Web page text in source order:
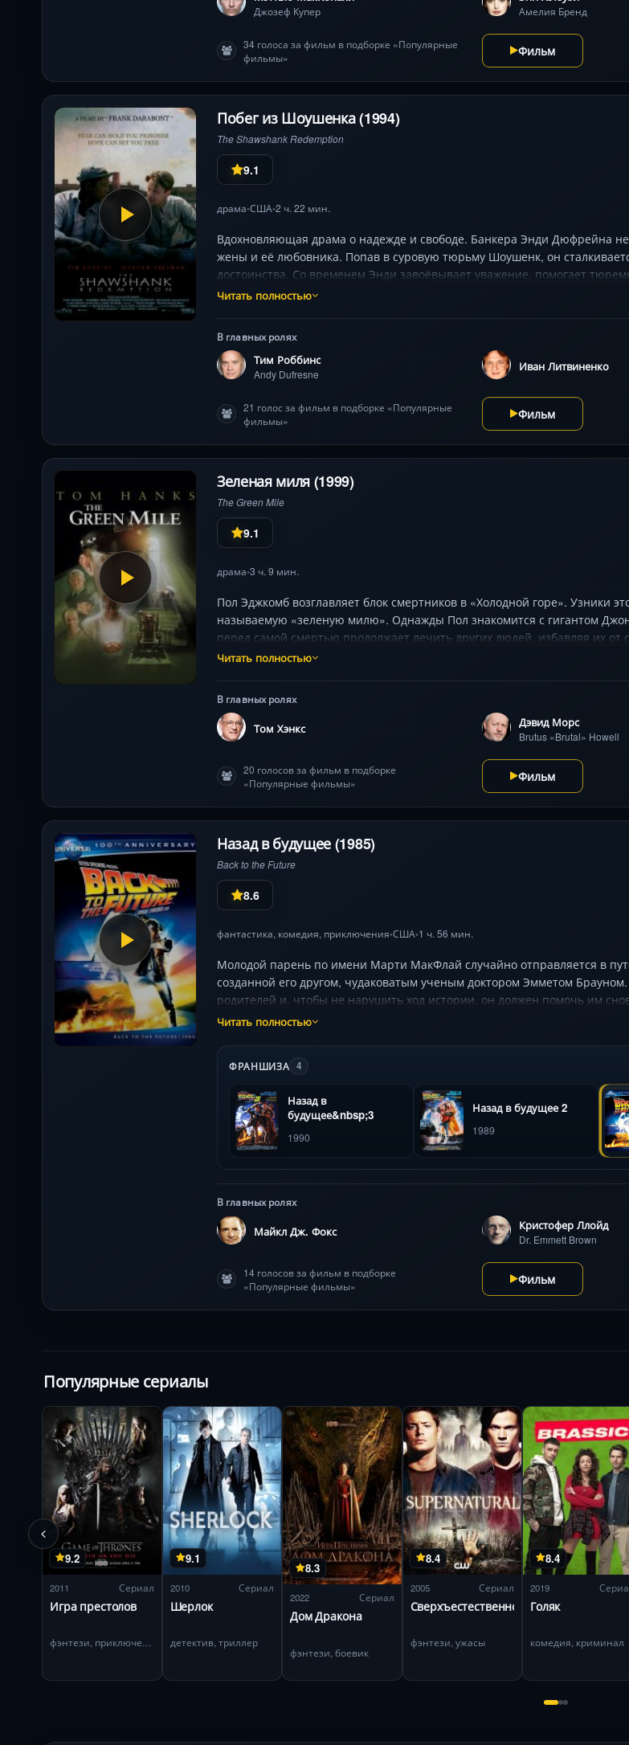
Джозеф Купер Амелия Бренд
34 голоса за фильм в подборке «Популярные
фильмы»
Фильм
Побег из Шоушенка (1994)
The Shawshank Redemption
9.1
драма•США•2 ч. 22 мин.
Вдохновляющая драма о надежде и свободе. Банкера Энди Дюфрейна
жены и её любовника. Попав в суровую тюрьму Шоушенк, он
достоинства. Со временем Энди завоёвывает уважение, помогает
и даёт заключённым шанс на новое начало. Его главным другом
Читать полностью
В главных ролях
Тим Роббинс
Andy Dufresne
Иван Литвиненко
21 голос за фильм в подборке «Популярные
фильмы»
Фильм
Зеленая миля (1999)
The Green Mile
9.1
драма•3 ч. 9 мин.
Пол Эджкомб возглавляет блок смертников в «Холодной горе». Узники
называемую «зеленую милю». Однажды Пол знакомится с гигантом
перед самой смертью продолжает лечить других людей, избавляя их от
Читать полностью
В главных ролях
Том Хэнкс Дэвид Морс
Brutus «Brutal» Howell
20 голосов за фильм в подборке
«Популярные фильмы»
Фильм
Назад в будущее (1985)
Back to the Future
8.6
фантастика, комедия, приключения•США•1 ч. 56 мин.
Молодой парень по имени Марти МакФлай случайно отправляется в
созданной его другом, чудаковатым ученым доктором Эмметом
родителей и, чтобы не нарушить ход истории, он должен помочь им
способ и самому вернуться в будущее.
Читать полностью
ФРАНШИЗА 4
Назад в
будущее&nbsp;3
1990
Назад в будущее 2
1989
В главных ролях
Майкл Дж. Фокс Кристофер Ллойд
Dr. Emmett Brown
14 голосов за фильм в подборке
«Популярные фильмы»
Фильм
Популярные сериалы
9.2
2011 Сериал
Игра престолов
фэнтези, приключения
9.1
2010 Сериал
Шерлок
детектив, триллер
8.3
2022 Сериал
Дом Дракона
фэнтези, боевик
8.4
2005 Сериал
Сверхъестественное
фэнтези, ужасы
8.4
2019
Голяк
комедия, криминал